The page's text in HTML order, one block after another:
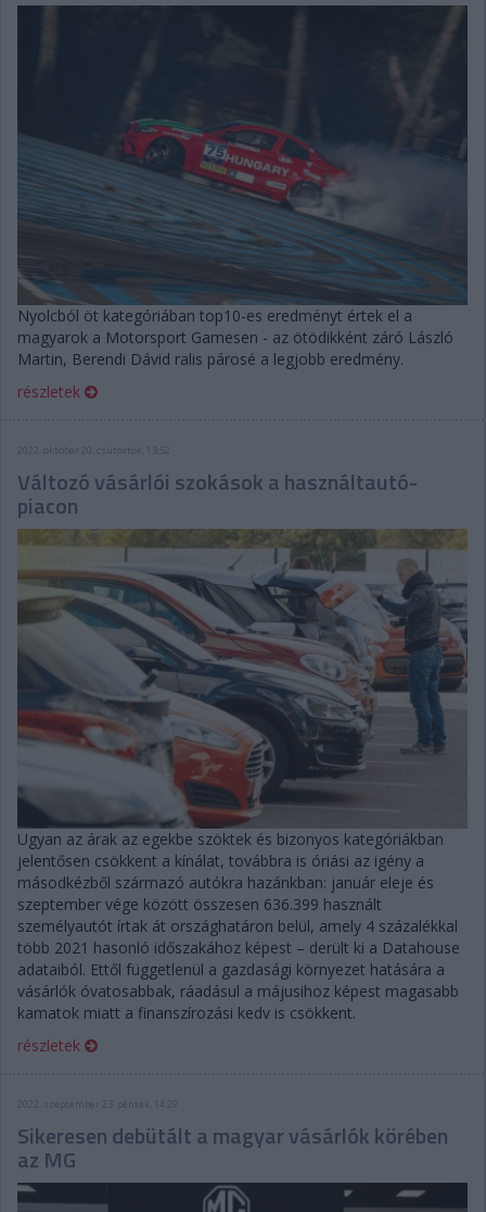
Nyolcból öt kategóriában top10-es eredményt értek el a
magyarok a Motorsport Gamesen - az ötödikként záró László
Martin, Berendi Dávid ralis párosé a legjobb eredmény.
részletek
2022. október 20. csütörtök, 13:52
Változó vásárlói szokások a használtautó-
piacon
Ugyan az árak az egekbe szöktek és bizonyos kategóriákban
jelentősen csökkent a kínálat, továbbra is óriási az igény a
másodkézből származó autókra hazánkban: január eleje és
szeptember vége között összesen 636.399 használt
személyautót írtak át országhatáron belül, amely 4 százalékkal
több 2021 hasonló időszakához képest – derült ki a Datahouse
adataiból. Ettől függetlenül a gazdasági környezet hatására a
vásárlók óvatosabbak, ráadásul a májusihoz képest magasabb
kamatok miatt a finanszírozási kedv is csökkent.
részletek
2022. szeptember 23. péntek, 14:29
Sikeresen debütált a magyar vásárlók körében
az MG